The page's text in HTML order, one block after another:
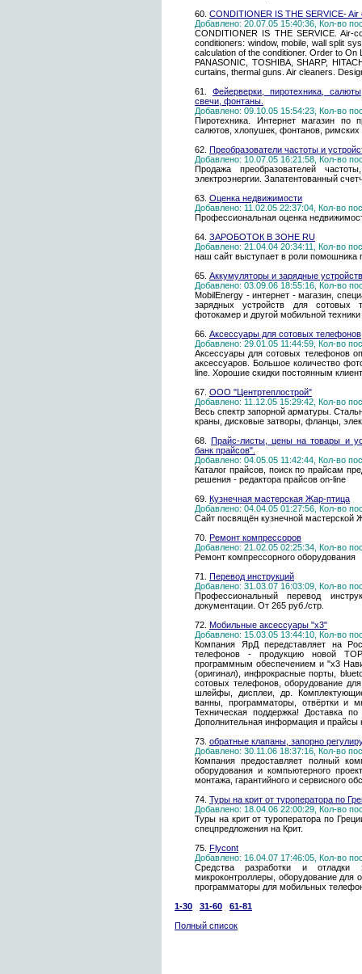
60. CONDITIONER IS THE SERVICE-
Добавлено: 20.07.05 15:40:36, Кол-во
CONDITIONER IS THE SERVICE. Air-
conditioners: window, mobile, wall split
calculation of the conditioner. Order to
PANASONIC, TOSHIBA, SHARP,
curtains, thermal guns. Air cleaners.
61. Фейерверки, пиротехника,
свечи, фонтаны.
Добавлено: 09.10.05 15:54:23, Кол-во
Пиротехника. Интернет магазин по
салютов, хлопушек, фонтанов, римских
62. Преобразователи частоты и
Добавлено: 10.07.05 16:21:58, Кол-во
Продажа преобразователей
электроэнергии. Запатентованный
63. Оценка недвижимости
Добавлено: 11.02.05 22:37:04, Кол-во
Профессиональная оценка
64. ЗАРОБОТОК В ЗОНЕ RU
Добавлено: 21.04.04 20:34:11, Кол-во
наш сайт выступает в роли помошника
65. Аккумуляторы и зарядные
Добавлено: 03.09.06 18:55:16, Кол-во
MobilEnergy - интернет - магазин,
зарядных устройств для сотовых
фотокамер и другой мобильной техники
66. Аксессуары для сотовых телефонов
Добавлено: 29.01.05 11:44:59, Кол-во
Аксессуары для сотовых телефонов
аксессуаров. Большое количество
line. Хорошие скидки постоянным
67. ООО "Центртеплострой"
Добавлено: 11.12.05 15:29:42, Кол-во
Весь спектр запорной арматуры.
краны, дисковые затворы, фланцы,
68.Прайс-листы, цены на товары и
банк прайсов".
Добавлено: 04.05.05 11:42:44, Кол-во
Каталог прайсов, поиск по прайсам
решения - редактора прайсов on-line
69. Кузнечная мастерская Жар-птица
Добавлено: 04.04.05 01:27:56, Кол-во
Сайт посвящён кузнечной мастерской
70. Ремонт компрессоров
Добавлено: 21.02.05 02:25:34, Кол-во
Ремонт компрессорного оборудования
71. Перевод инструкций
Добавлено: 31.03.07 16:03:09, Кол-во
Профессиональный перевод
документации. От 265 руб./стр.
72. Мобильные аксессуары "x3"
Добавлено: 15.03.05 13:44:10, Кол-во
Компания ЯрД передставляет на
телефонов - продукцию новой
программным обеспечением и "х3
(оригинал), инфрокрасные порты,
сотовых телефонов, оборудование
шлейфы, дисплеи, др.
ванны, программаторы, отвёртки и
Техническая поддержка! Доставка
Дополнительная информация и прайсы
73. обратные клапаны, запорно
Добавлено: 30.11.06 18:37:16, Кол-во
Компания предоставляет полный
оборудования и компьютерного
монтажа, гарантийного и сервисного
74. Туры на крит от туроператора по
Добавлено: 18.04.06 22:00:29, Кол-во
Туры на крит от туроператора по
спецпредложения на Крит.
75. Flycont
Добавлено: 16.04.07 17:46:05, Кол-во
Средства разработки и отладки
микроконтроллеры, оборудование для
программаторы для мобильных
1-30
31-60
61-81
Полный список